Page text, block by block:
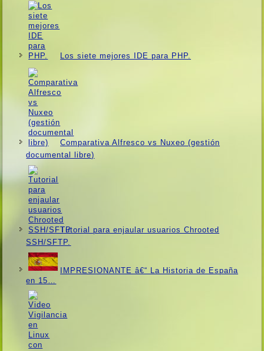
Los siete mejores IDE para PHP.
Comparativa Alfresco vs Nuxeo (gestión
documental libre)
Tutorial para enjaular usuarios Chrooted
SSH/SFTP.
IMPRESIONANTE â€“ La Historia de España
en 15…